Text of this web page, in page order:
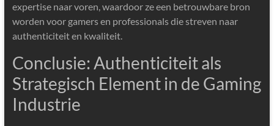
expertise naar voren, waardoor ze een betrouwbare bron
worden voor gamers en professionals die streven naar
authenticiteit en kwaliteit.
Conclusie: Authenticiteit als
Strategisch Element in de Gaming
Industrie